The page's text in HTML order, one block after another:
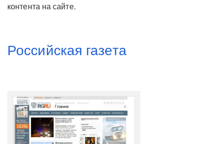
контента на сайте.
Российская газета